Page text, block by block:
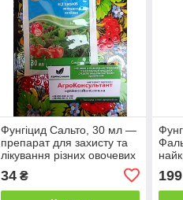
Фунгіцид Сальто, 30 мл —
препарат для захисту та
лікування різних овочевих
культур, плодових, ягідних
і хвойних
34₴ 199